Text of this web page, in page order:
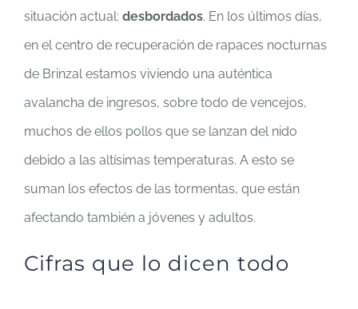
situación actual: desbordados. En los últimos días,
en el centro de recuperación de rapaces nocturnas
de Brinzal estamos viviendo una auténtica
avalancha de ingresos, sobre todo de vencejos,
muchos de ellos pollos que se lanzan del nido
debido a las altísimas temperaturas. A esto se
suman los efectos de las tormentas, que están
afectando también a jóvenes y adultos.
Cifras que lo dicen todo